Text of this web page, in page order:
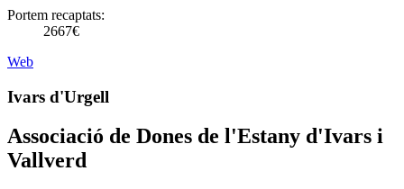
Portem recaptats:
2667€
Web
Ivars d'Urgell
Associació de Dones de l'Estany d'Ivars i
Vallverd